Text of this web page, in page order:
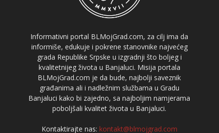
Informativni portal BLMojGrad.com, za cilj ima da
informiše, edukuje i pokrene stanovnike najvećeg
grada Republike Srpske u izgradnji što boljeg i
kvalitetnijeg života u Banjaluci. Misija portala
BLMojGrad.com je da bude, najbolji saveznik
građanima ali i nadležnim službama u Gradu
Banjaluci kako bi zajedno, sa najboljim namjerama
poboljšali kvalitet života u Banjaluci.
Kontaktirajte nas: kontakt@blmojgrad.com